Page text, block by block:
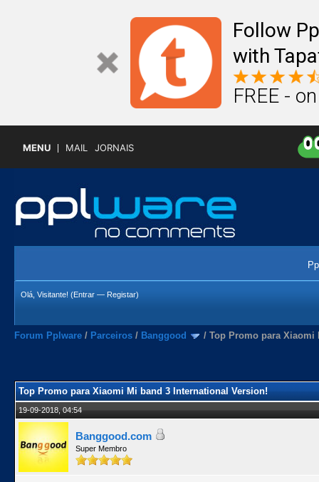
Follow
with
FREE -
MENU MAIL JORNAIS
Olá, Visitante! (Entrar — Registar)
Forum Pplware / Parceiros / Banggood / Top Promo para Xiaomi
Top Promo para Xiaomi Mi band 3 International Version!
19-09-2018, 04:54
Banggood.com
Super Membro